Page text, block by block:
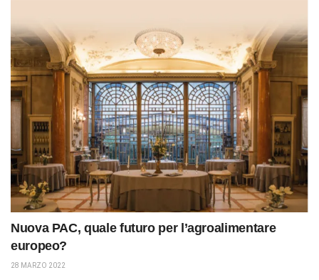
Nuova PAC, quale futuro per l’agroalimentare
europeo?
28 MARZO 2022